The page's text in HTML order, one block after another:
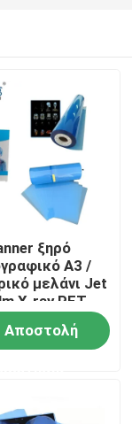
ξηρό
A3 /
μελάνι Jet
X-ray PET
Αποστολή